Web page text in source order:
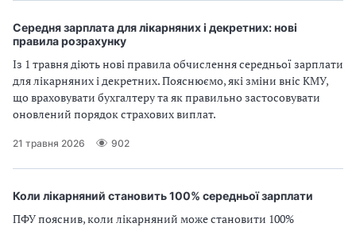
Середня зарплата для лікарняних і декретних: нові
правила розрахунку
Із 1 травня діють нові правила обчислення середньої зарплати
для лікарняних і декретних. Пояснюємо, які зміни вніс КМУ,
що враховувати бухгалтеру та як правильно застосовувати
оновлений порядок страхових виплат.
21 травня 2026 902
Коли лікарняний становить 100% середньої зарплати
ПФУ пояснив, коли лікарняний може становити 100%